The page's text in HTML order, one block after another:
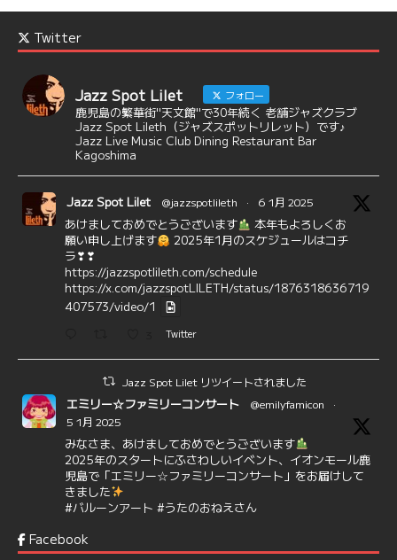
Twitter
Jazz Spot Lilet フォロー
鹿児島の繁華街"天文館"で30年続く 老舗ジャズクラブ
Jazz Spot Lileth（ジャズスポットリレット）です♪
Jazz Live Music Club Dining Restaurant Bar
Kagoshima
Jazz Spot Lilet @jazzspotlileth · 6 1月 2025
あけましておめでとうございます
本年もよろしくお
願い申し上げます
2025年1月のスケジュールはコチ
ラ❣❣
https://jazzspotlileth.com/schedule
https://x.com/jazzspotLILETH/status/1876318636719
407573/video/1
Twitter
Jazz Spot Lilet リツイートされました
エミリー☆ファミリーコンサート @emilyfamicon
·
5 1月 2025
みなさま、あけましておめでとうございます
2025年のスタートにふさわしいイベント、イオンモール鹿
児島で「エミリー☆ファミリーコンサート」をお届けして
きました
#バルーンアート #うたのおねえさん
6 7 Twitter
Facebook